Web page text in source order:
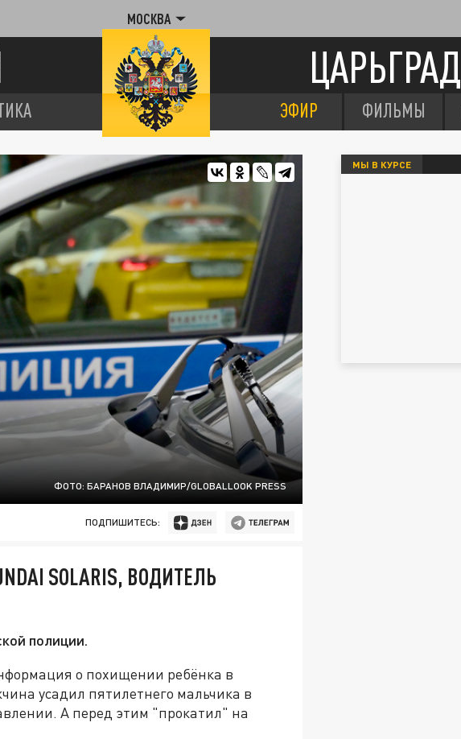
МОСКВА
ЦАРЬГРАД
ЭФИР ФИЛЬМЫ
ФОТО: БАРАНОВ ВЛАДИМИР/GLOBALLOOK PRESS
ПОДПИШИТЕСЬ:
SOLARIS, ВОДИТЕЛЬ
полиции.
о похищении ребёнка в
усадил пятилетнего мальчика в
А перед этим "прокатил" на
МЫ В КУРСЕ